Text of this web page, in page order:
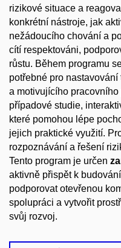
rizikové situace a
konkrétní nástroje, jak
nežádoucího chování a
cítí respektováni,
růstu. Během programu
potřebné pro
a motivujícího
případové studie,
které pomohou lépe
jejich praktické využití.
rozpoznávání a řešení
Tento program je určen
aktivně přispět k
podporovat otevřenou
spolupráci a vytvořit
svůj rozvoj.